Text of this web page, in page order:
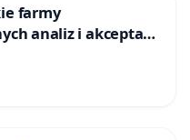
farmy
analiz i akceptacji